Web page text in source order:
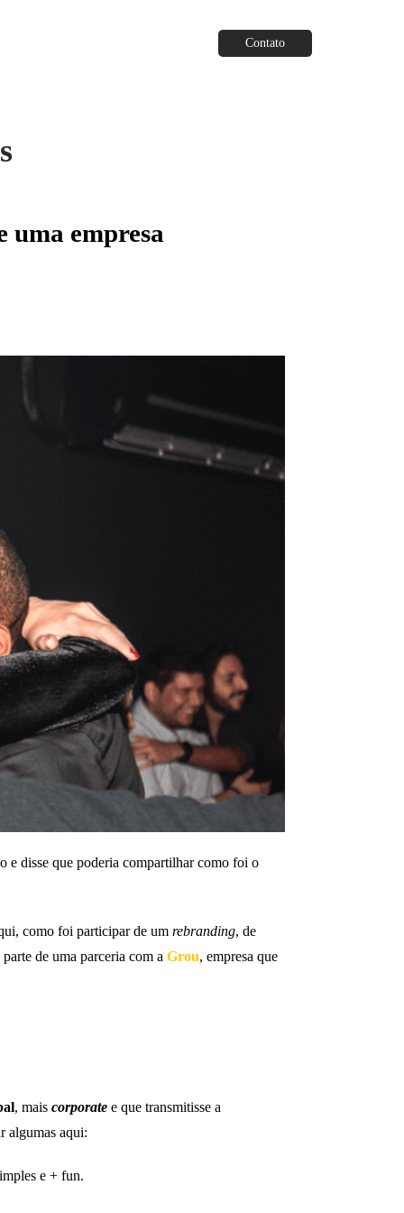
Contato
uma empresa
e disse que poderia compartilhar como foi o
como foi participar de um rebranding, de
de uma parceria com a Grou, empresa que
, mais corporate e que transmitisse a
algumas aqui:
e + fun.